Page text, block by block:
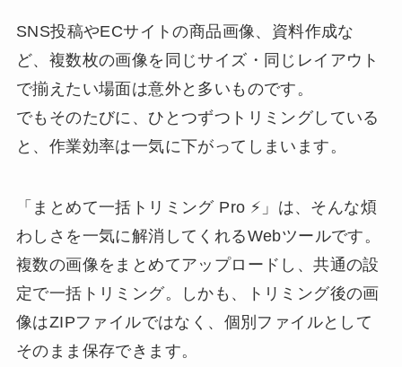
SNS投稿やECサイトの商品画像、資料作成な
ど、複数枚の画像を同じサイズ・同じレイアウト
で揃えたい場面は意外と多いものです。
でもそのたびに、ひとつずつトリミングしている
と、作業効率は一気に下がってしまいます。
「まとめて一括トリミング Pro ⚡」は、そんな煩
わしさを一気に解消してくれるWebツールです。
複数の画像をまとめてアップロードし、共通の設
定で一括トリミング。しかも、トリミング後の画
像はZIPファイルではなく、個別ファイルとして
そのまま保存できます。